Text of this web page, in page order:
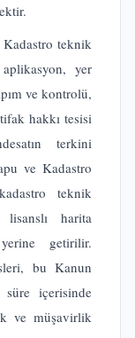
Kadastro teknik
yer
ve kontrolü,
hakkı tesisi
terkini
ve Kadastro
teknik
harita
getirilir.
bu Kanun
süre içerisinde
ve müşavirlik